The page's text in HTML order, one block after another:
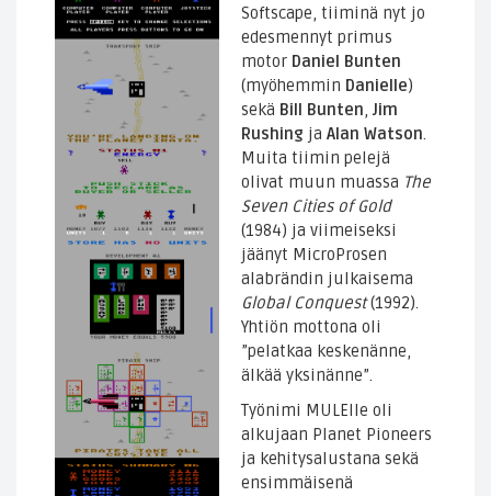
Softscape, tiiminä nyt jo
edesmennyt primus
motor Daniel Bunten
(myöhemmin Danielle)
sekä Bill Bunten, Jim
Rushing ja Alan Watson.
Muita tiimin pelejä
olivat muun muassa The
Seven Cities of Gold
(1984) ja viimeiseksi
jäänyt MicroProsen
alabrändin julkaisema
Global Conquest(1992).
Yhtiön mottona oli
”pelatkaa keskenänne,
älkää yksinänne”.
Työnimi MULElle oli
alkujaan Planet Pioneers
ja kehitysalustana sekä
ensimmäisenä